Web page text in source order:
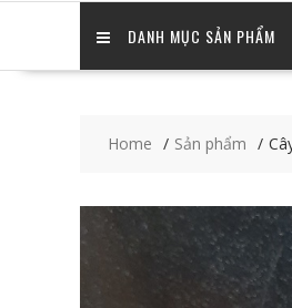
DANH MỤC SẢN PHẨM
Home Sản phẩm